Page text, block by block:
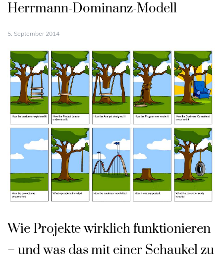
Herrmann-Dominanz-Modell
5. September 2014
Wie Projekte wirklich funktionieren
– und was das mit einer Schaukel zu